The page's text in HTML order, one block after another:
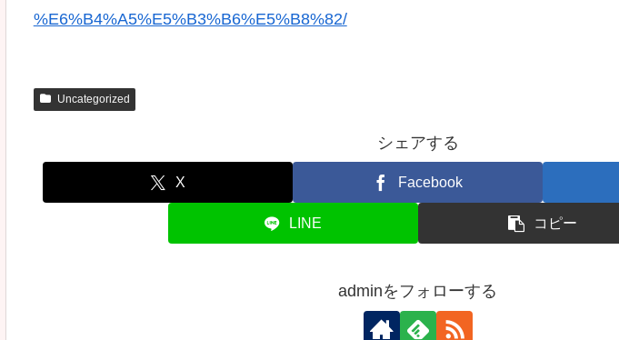
%E6%B4%A5%E5%B3%B6%E5%B8%82/
Uncategorized
シェアする
X Facebook
LINE コピー
adminをフォローする